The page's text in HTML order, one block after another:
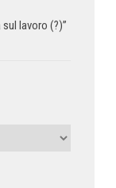
lavoro (?)”